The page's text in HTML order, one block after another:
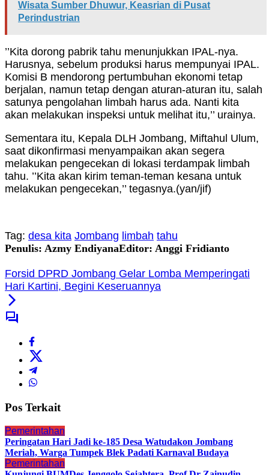
Wisata Sumber Dhuwur, Keasrian di Pusat
Perindustrian
’’Kita dorong pabrik tahu menunjukkan IPAL-nya.
Harusnya, sebelum produksi harus mempunyai IPAL.
Komisi B mendorong pertumbuhan ekonomi tetap
berjalan, namun tetap dengan aturan-aturan itu, salah
satunya pengolahan limbah harus ada. Nanti kita
akan melakukan inspeksi untuk melihat itu,’’ urainya.
Sementara itu, Kepala DLH Jombang, Miftahul Ulum,
saat dikonfirmasi menyampaikan akan segera
melakukan pengecekan di lokasi terdampak limbah
tahu. ’’Kita akan kirim teman-teman kesana untuk
melakukan pengecekan,’’ tegasnya.(yan/jif)
Tag: desa kita Jombang limbah tahu
Penulis: Azmy EndiyanaEditor: Anggi Fridianto
Forsid DPRD Jombang Gelar Lomba Memperingati
Hari Kartini, Begini Keseruannya
Pos Terkait
Pemerintahan
Peringatan Hari Jadi ke-185 Desa Watudakon Jombang
Meriah, Warga Tumpek Blek Padati Karnaval Budaya
Pemerintahan